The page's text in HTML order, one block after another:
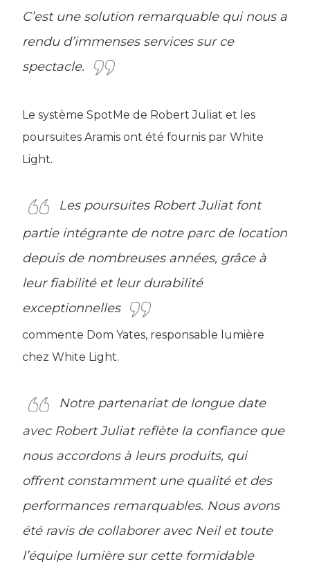
C’est une solution remarquable qui nous a
rendu d’immenses services sur ce
spectacle.
Le système SpotMe de Robert Juliat et les
poursuites Aramis ont été fournis par White
Light.
Les poursuites Robert Juliat font
partie intégrante de notre parc de location
depuis de nombreuses années, grâce à
leur fiabilité et leur durabilité
exceptionnelles
commente Dom Yates, responsable lumière
chez White Light.
Notre partenariat de longue date
avec Robert Juliat reflète la confiance que
nous accordons à leurs produits, qui
offrent constamment une qualité et des
performances remarquables. Nous avons
été ravis de collaborer avec Neil et toute
l’équipe lumière sur cette formidable